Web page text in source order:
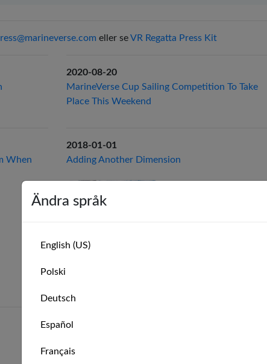
eller seVR Regatta Press Kit
2020-08-20
MarineVerse Cup Sailing Competition To Take
Place This Weekend
When
2018-01-01
Adding Another Dimension
2016-04-07
reality experiences to sailing.
Ändra språk
English (US)
Polski
Deutsch
Español
Français